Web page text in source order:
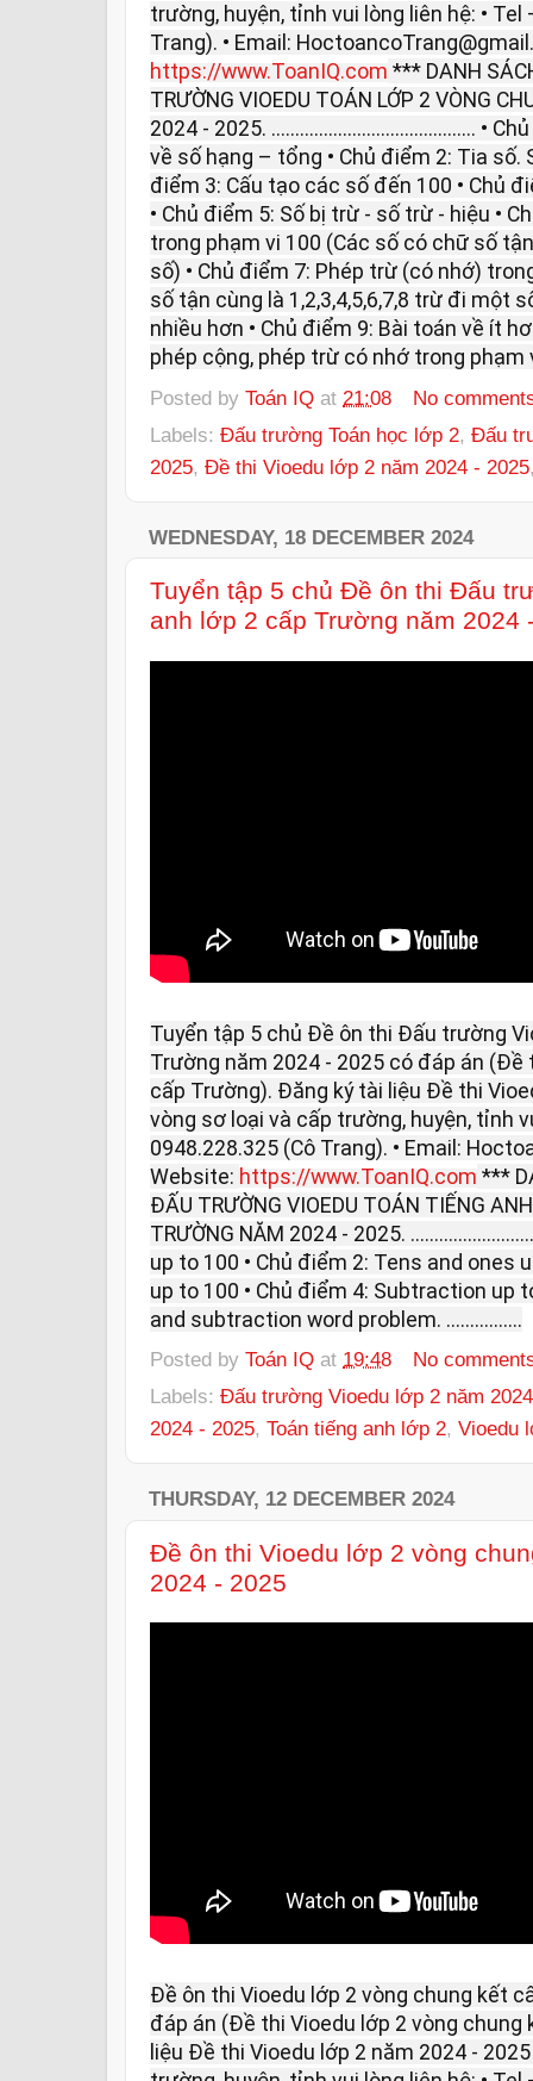
trường, huyện, tỉnh vui lòng liên hệ: • Tel
Trang). • Email:
https://www.ToanIQ.com *** DANH
TRƯỜNG VIOEDU TOÁN LỚP 2 VÒNG
2024 - 2025. ........................................... •
về số hạng – tổng • Chủ điểm 2: Tia số.
điểm 3: Cấu tạo các số đến 100 • Chủ
• Chủ điểm 5: Số bị trừ - số trừ - hiệu •
trong phạm vi 100 (Các số có chữ số
số) • Chủ điểm 7: Phép trừ (có nhớ)
số tận cùng là 1,2,3,4,5,6,7,8 trừ đi một
nhiều hơn • Chủ điểm 9: Bài toán về ít
phép cộng, phép trừ có nhớ trong phạm
Posted by Toán IQ at 21:08
No
Labels: Đấu trường Toán học lớp 2, Đấu
2025, Đề thi Vioedu lớp 2 năm 2024 - 2025
WEDNESDAY, 18 DECEMBER 2024
Tuyển tập 5 chủ Đề ôn thi Đấu
anh lớp 2 cấp Trường năm 2024
Tuyển tập 5 chủ Đề ôn thi Đấu trường
Trường năm 2024 - 2025 có đáp án
cấp Trường). Đăng ký tài liệu Đề thi
vòng sơ loại và cấp trường, huyện, tỉnh
0948.228.325 (Cô Trang). • Email:
Website: https://www.ToanIQ.com ***
ĐẤU TRƯỜNG VIOEDU TOÁN TIẾNG
TRƯỜNG NĂM 2024 - 2025.
up to 100 • Chủ điểm 2: Tens and ones
up to 100 • Chủ điểm 4: Subtraction up
and subtraction word problem. ................
Posted by Toán IQ at 19:48
No
Labels: Đấu trường Vioedu lớp 2 năm
2024 - 2025, Toán tiếng anh lớp 2, Vioedu
THURSDAY, 12 DECEMBER 2024
Đề ôn thi Vioedu lớp 2 vòng
2024 - 2025
Đề ôn thi Vioedu lớp 2 vòng chung kết
đáp án (Đề thi Vioedu lớp 2 vòng
liệu Đề thi Vioedu lớp 2 năm 2024 -